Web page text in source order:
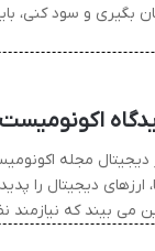
بگیری و سود کنی،
مجله
ارزهای دیجیتال را
می بیند که